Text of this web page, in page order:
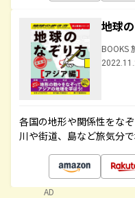
地球
BOOKS
各国の地形や関係性をな
川や街道、島など旅気分
AD